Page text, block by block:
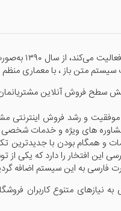
به‌صورت جدی وارد صنعت
متن باز ، با معماری
سطح فروش آنلاین
و رشد فروش اینترنتی
مشاوره های ویژه و خدمات
و همگام بودن با
این افتخار را دارد که یکی
فارسی به این سیستم اضافه
نیازهای متنوع کاربران